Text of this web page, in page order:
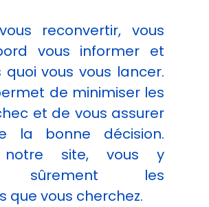
reconvertir, vous
vous informer et
vous vous lancer.
de minimiser les
et de vous assurer
la bonne décision.
notre site, vous y
sûrement les
que vous cherchez.